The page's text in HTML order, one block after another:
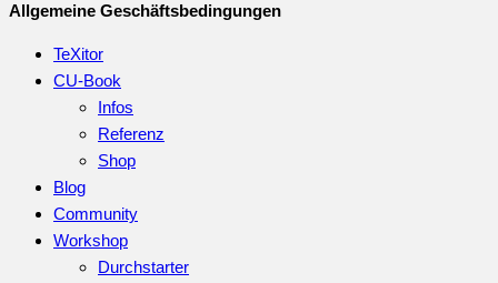
Allgemeine Geschäftsbedingungen
TeXitor
CU-Book
Infos
Referenz
Shop
Blog
Community
Workshop
Durchstarter